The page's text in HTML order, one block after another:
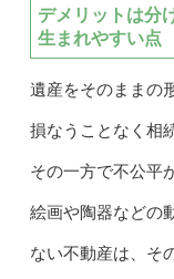
デメリットは分
生まれやすい点
遺産をそのままの
損なうことなく相
その一方で不公平
絵画や陶器などの
ない不動産は、そ